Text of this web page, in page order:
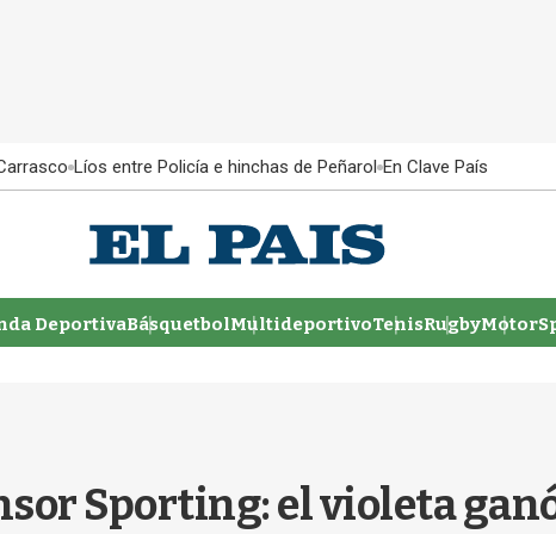
Líos entre Policía e hinchas de Peñarol En Clave País
DeportivaBásquetbolMultideportivoTenisRugby
Sporting: el violeta